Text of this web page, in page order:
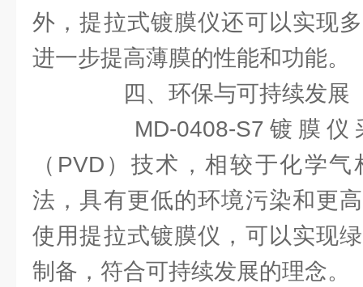
外，提拉式镀膜仪还可以实现
进一步提高薄膜的性能和功能。
四、环保与可持续发展
MD-0408-S7镀膜仪
（PVD）技术，相较于化学
法，具有更低的环境污染和更
使用提拉式镀膜仪，可以实现
制备，符合可持续发展的理念。